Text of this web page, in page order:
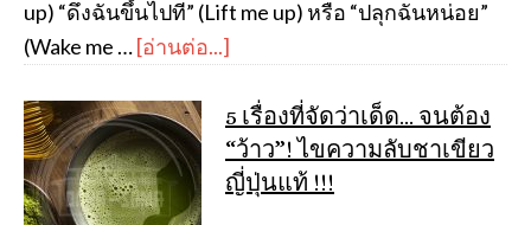
up) “ดึงฉันขึ้นไปที” (Lift me up) หรือ “ปลุกฉันหน่อย”
(Wake me …[อ่านต่อ...]
5 เรื่องที่จัดว่าเด็ด… จนต้อง
“ว้าว”! ไขความลับชาเขียว
ญี่ปุ่นแท้ !!!